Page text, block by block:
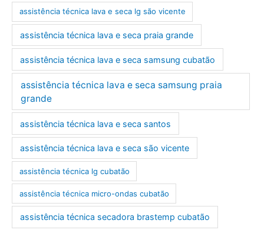
assistência técnica lava e seca lg são vicente
assistência técnica lava e seca praia grande
assistência técnica lava e seca samsung cubatão
assistência técnica lava e seca samsung praia
grande
assistência técnica lava e seca santos
assistência técnica lava e seca são vicente
assistência técnica lg cubatão
assistência técnica micro-ondas cubatão
assistência técnica secadora brastemp cubatão